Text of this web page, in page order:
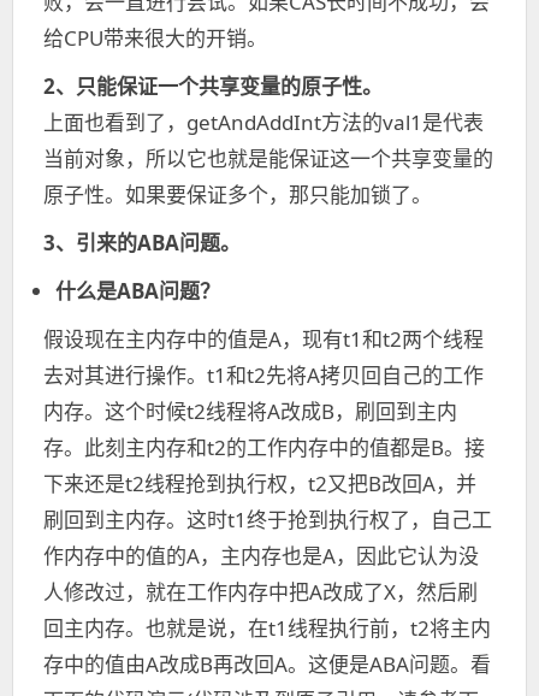
给CPU带来很大的开销。
2、只能保证一个共享变量的原子性。
上面也看到了，getAndAddInt方法的val1是代表
当前对象，所以它也就是能保证这一个共享变量的
原子性。如果要保证多个，那只能加锁了。
3、引来的ABA问题。
什么是ABA问题？
假设现在主内存中的值是A，现有t1和t2两个线程
去对其进行操作。t1和t2先将A拷贝回自己的工作
内存。这个时候t2线程将A改成B，刷回到主内
存。此刻主内存和t2的工作内存中的值都是B。接
下来还是t2线程抢到执行权，t2又把B改回A，并
刷回到主内存。这时t1终于抢到执行权了，自己工
作内存中的值的A，主内存也是A，因此它认为没
人修改过，就在工作内存中把A改成了X，然后刷
回主内存。也就是说，在t1线程执行前，t2将主内
存中的值由A改成B再改回A。这便是ABA问题。看